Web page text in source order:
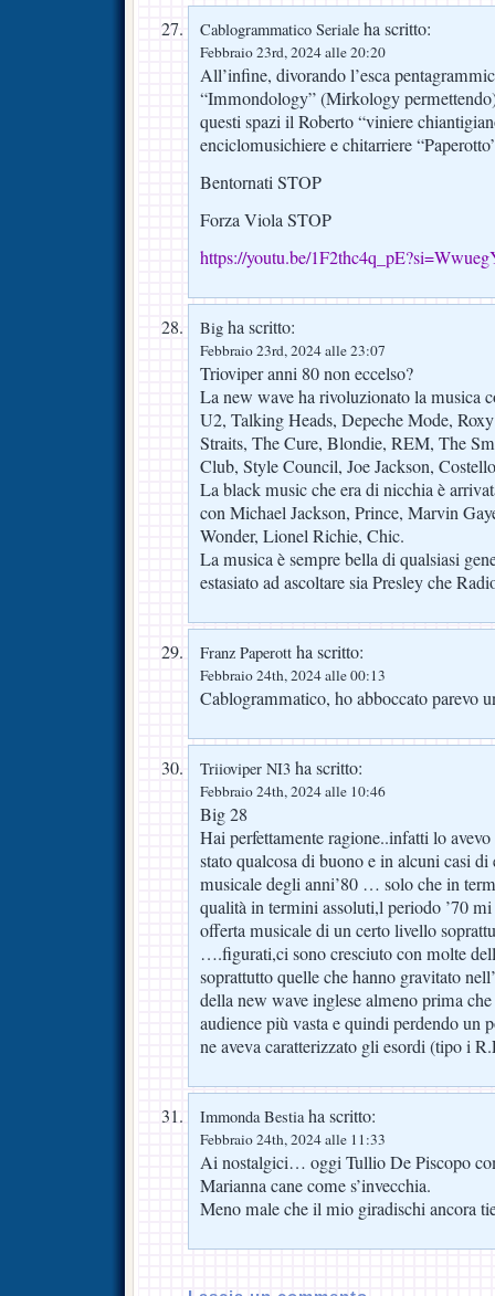
Cablogrammatico Seriale ha scritto:
Febbraio 23rd, 2024 alle 20:20
All’infine, divorando l’esca
“Immondology” (Mirkology
questi spazi il Roberto “viniere
enciclomusichiere e chitarriere
Bentornati STOP
Forza Viola STOP
https://youtu.be/
Big ha scritto:
Febbraio 23rd, 2024 alle 23:07
Trioviper anni 80 non eccelso?
La new wave ha rivoluzionato la musica
U2, Talking Heads, Depeche Mode,
Straits, The Cure, Blondie, REM, The
Club, Style Council, Joe Jackson,
La black music che era di nicchia è
con Michael Jackson, Prince, Marvin
Wonder, Lionel Richie, Chic.
La musica è sempre bella di qualsiasi
estasiato ad ascoltare sia Presley che
Franz Paperott ha scritto:
Febbraio 24th, 2024 alle 00:13
Cablogrammatico, ho abboccato parevo
Triioviper NI3 ha scritto:
Febbraio 24th, 2024 alle 10:46
Big 28
Hai perfettamente ragione..infatti lo avevo
stato qualcosa di buono e in alcuni casi
musicale degli anni’80 … solo che in
qualità in termini assoluti,l periodo ’70
offerta musicale di un certo livello
….figurati,ci sono cresciuto con molte
soprattutto quelle che hanno gravitato
della new wave inglese almeno prima
audience più vasta e quindi perdendo un
ne aveva caratterizzato gli esordi (tipo i
Immonda Bestiaha scritto:
Febbraio 24th, 2024 alle 11:33
Ai nostalgici… oggi Tullio De Piscopo
Marianna cane come s’invecchia.
Meno male che il mio giradischi ancora